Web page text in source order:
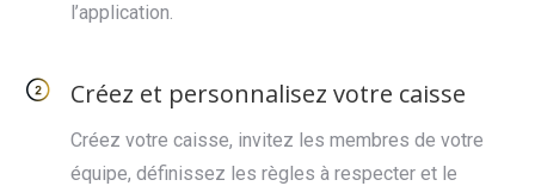
l’application.
Créez et personnalisez votre caisse
Créez votre caisse, invitez les membres de votre
équipe, définissez les règles à respecter et le